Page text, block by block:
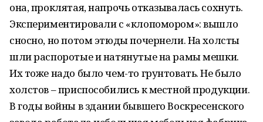
она, проклятая, напрочь отказывалась сохнуть.
Экспериментировали с «клопомором»: вышло
сносно, но потом этюды почернели. На холсты
шли распоротые и натянутые на рамы мешки.
Их тоже надо было чем-то грунтовать. Не было
холстов – приспособились к местной продукции.
В годы войны в здании бывшего Воскресенского